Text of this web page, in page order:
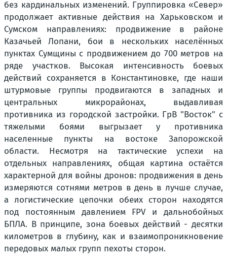
без кардинальных изменений. Группировка «Север»
продолжает активные действия на Харьковском и
Сумском направлениях: продвижение в районе
Казачьей Лопани, бои в нескольких населённых
пунктах Сумщины с продвижением до 700 метров на
ряде участков. Высокая интенсивность боевых
действий сохраняется в Константиновке, где наши
штурмовые группы продвигаются в западных и
центральных микрорайонах, выдавливая
противника из городской застройки. ГрВ "Восток" с
тяжелыми боями выгрызает у противника
населенные пункты на востоке Запорожской
области. Несмотря на тактические успехи на
отдельных направлениях, общая картина остаётся
характерной для войны дронов: продвижения в день
измеряются сотнями метров в день в лучше случае,
а логистические цепочки обеих сторон находятся
под постоянным давлением FPV и дальнобойных
БПЛА. В принципе, зона боевых действий - десятки
километров в глубину, как и взаимопроникновение
передовых малых групп пехоты сторон.